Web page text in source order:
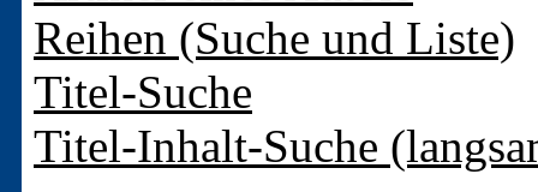
Reihen (Suche und Liste)
Titel-Suche
Titel-Inhalt-Suche